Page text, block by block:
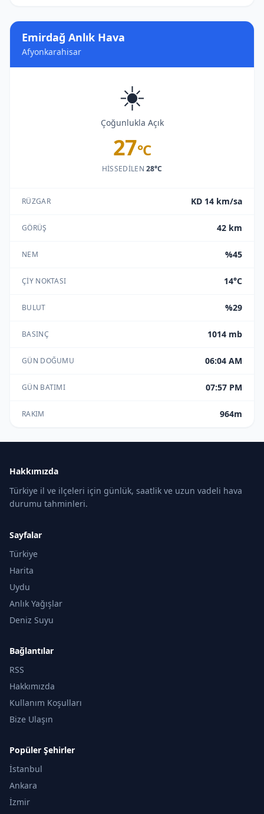
Emirdağ Anlık Hava
Afyonkarahisar
☀️
Çoğunlukla Açık
27°C
HISSEDILEN28°C
RÜZGAR KD 14 km/sa
GÖRÜŞ 42 km
NEM %45
ÇIY NOKTASI 14°C
BULUT %29
BASINÇ 1014 mb
GÜN DOĞUMU 06:04 AM
GÜN BATIMI 07:57 PM
RAKIM 964m
Hakkımızda
Türkiye il ve ilçeleri için günlük, saatlik ve uzun vadeli hava
durumu tahminleri.
Sayfalar
Türkiye
Harita
Uydu
Anlık Yağışlar
Deniz Suyu
Bağlantılar
RSS
Hakkımızda
Kullanım Koşulları
Bize Ulaşın
Popüler Şehirler
İstanbul
Ankara
İzmir